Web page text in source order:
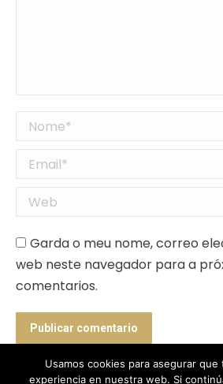
Nome *
Email *
Web
Garda o meu nome, correo
web neste navegador para a
comentarios.
Publicar comentario
Usamos cookies para asegurar que
experiencia en nuestra web. Si